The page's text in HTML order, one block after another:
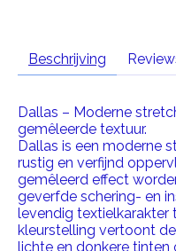
Beschrijving
Dallas – Moderne
gemêleerde textuur.
Dallas is een moderne
rustig en verfijnd
gemêleerd effect
geverfde schering- en
levendig textielkarakter
kleurstelling vertoont
lichte en donkere